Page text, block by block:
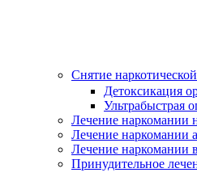
Снятие
Детоксикация
Ультрабыстрая
Лечение наркомании
Лечение наркомании
Лечение наркомании
Принудительное